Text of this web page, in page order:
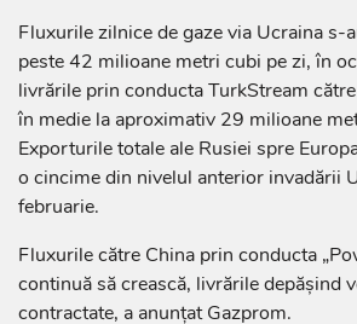
Fluxurile zilnice de gaze via Ucraina s-
peste 42 milioane metri cubi pe zi, în
livrările prin conducta TurkStream
în medie la aproximativ 29 milioane
Exporturile totale ale Rusiei spre
o cincime din nivelul anterior invadării
februarie.
Fluxurile către China prin conducta
continuă să crească, livrările depăşind
contractate, a anunţat Gazprom.